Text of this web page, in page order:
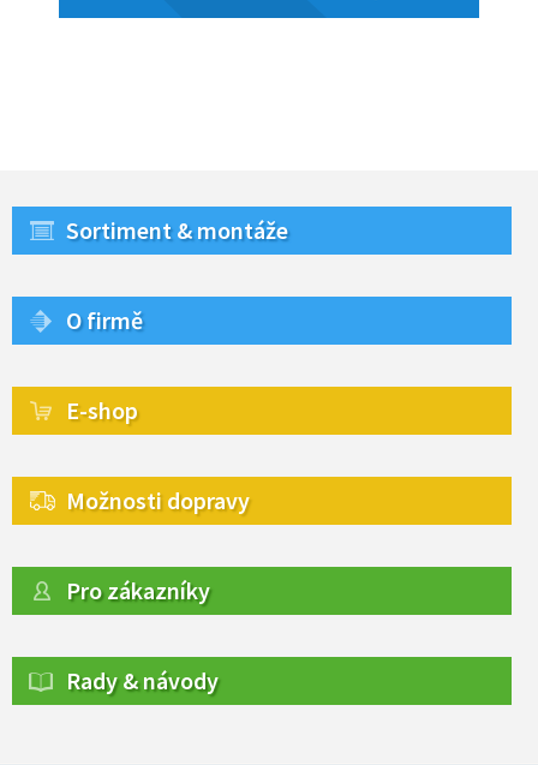
Sortiment & montáže
O firmě
E-shop
Možnosti dopravy
Pro zákazníky
Rady & návody